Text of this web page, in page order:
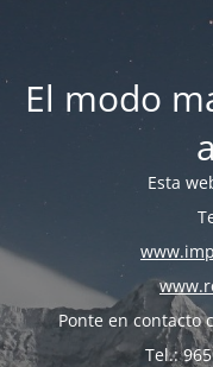
El modo
Esta
Ponte en contacto
Tel.: